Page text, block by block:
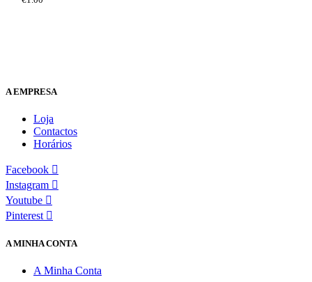
A EMPRESA
Loja
Contactos
Horários
Facebook
Instagram
Youtube
Pinterest
A MINHA CONTA
A Minha Conta